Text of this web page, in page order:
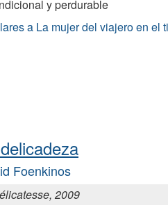
y perdurable
a La mujer del viajero en el
Foenkinos
2009